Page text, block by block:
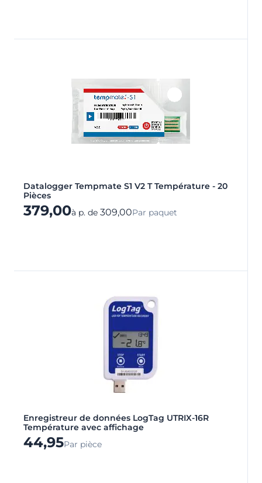
Datalogger Tempmate S1 V2 T Température - 20
Pièces
379,00à p. de 309,00Par paquet
Enregistreur de données LogTag UTRIX-16R
Température avec affichage
44,95Par pièce